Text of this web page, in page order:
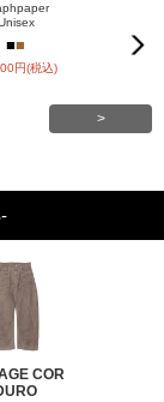
Next
■■
円(税込)
■■
>
COR